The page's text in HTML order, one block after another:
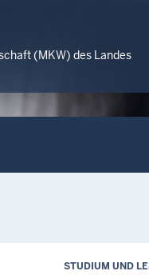
(MKW) des Landes
STUDIUM UND